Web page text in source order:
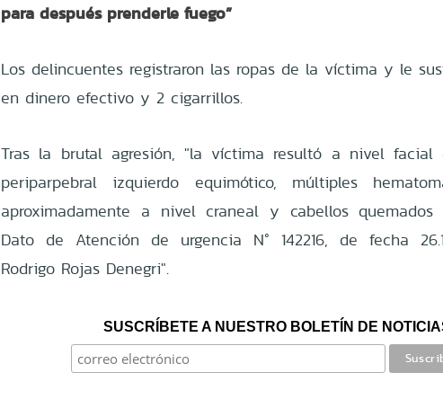
para después prenderle fuego”
Los delincuentes registraron las ropas de la víctima y le
en dinero efectivo y 2 cigarrillos.
Tras la brutal agresión, "la víctima resultó a nivel facial
periparpebral izquierdo equimótico, múltiples
aproximadamente a nivel craneal y cabellos
Dato de Atención de urgencia N° 142216, de fecha
Rodrigo Rojas Denegri".
SUSCRÍBETE A NUESTRO BOLETÍN DE